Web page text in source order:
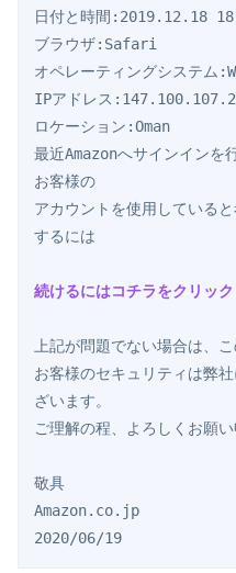
日付と時間:2019.12.18
ブラウザ:Safari
オペレーティングシステム
IPアドレス
ロケーション:Oman
最近Amazonへサインインを
お客様の
アカウントを使用している
するには
続けるにはコチラをクリック
上記が問題でない場合は、
お客様のセキュリティは弊
ざいます。
ご理解の程、よろしくお願い
敬具
Amazon.co.jp
2020/06/19